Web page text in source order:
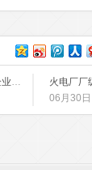
06月30日